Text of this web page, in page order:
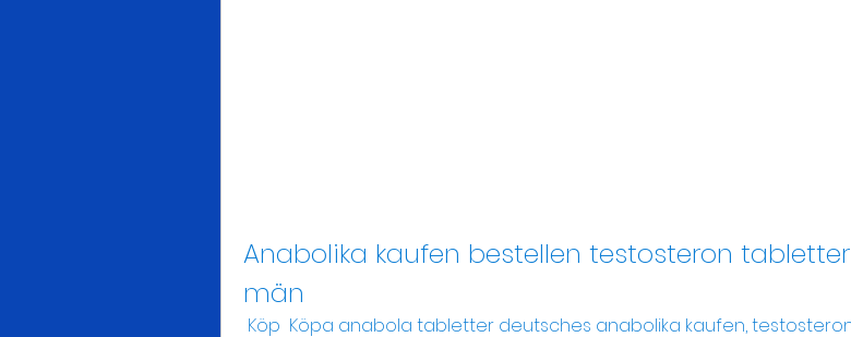
Anabolika kaufen bestellen testosteron tabletter
män